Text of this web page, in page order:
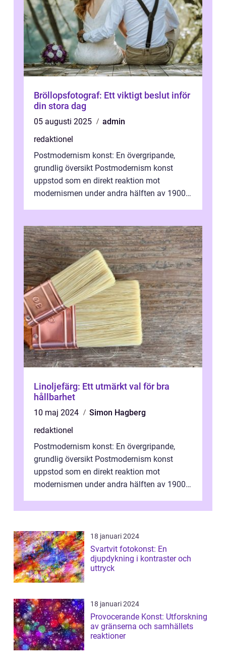
Bröllopsfotograf: Ett viktigt beslut inför
din stora dag
05 augusti 2025
admin
redaktionel
Postmodernism konst: En övergripande,
grundlig översikt Postmodernism konst
uppstod som en direkt reaktion mot
modernismen under andra hälften av 1900-
Linoljefärg: Ett utmärkt val för bra
hållbarhet
10 maj 2024
Simon Hagberg
redaktionel
Postmodernism konst: En övergripande,
grundlig översikt Postmodernism konst
uppstod som en direkt reaktion mot
modernismen under andra hälften av 1900-
...
18 januari 2024
Svartvit fotokonst: En
djupdykning i kontraster och
uttryck
18 januari 2024
Provocerande Konst: Utforskning
av gränserna och samhällets
reaktioner